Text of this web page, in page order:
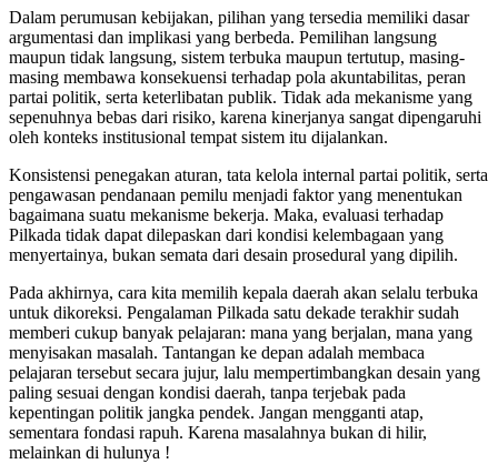
Dalam perumusan kebijakan, pilihan yang tersedia memiliki dasar
argumentasi dan implikasi yang berbeda. Pemilihan langsung
maupun tidak langsung, sistem terbuka maupun tertutup, masing-
masing membawa konsekuensi terhadap pola akuntabilitas, peran
partai politik, serta keterlibatan publik. Tidak ada mekanisme yang
sepenuhnya bebas dari risiko, karena kinerjanya sangat dipengaruhi
oleh konteks institusional tempat sistem itu dijalankan.
Konsistensi penegakan aturan, tata kelola internal partai politik, serta
pengawasan pendanaan pemilu menjadi faktor yang menentukan
bagaimana suatu mekanisme bekerja. Maka, evaluasi terhadap
Pilkada tidak dapat dilepaskan dari kondisi kelembagaan yang
menyertainya, bukan semata dari desain prosedural yang dipilih.
Pada akhirnya, cara kita memilih kepala daerah akan selalu terbuka
untuk dikoreksi. Pengalaman Pilkada satu dekade terakhir sudah
memberi cukup banyak pelajaran: mana yang berjalan, mana yang
menyisakan masalah. Tantangan ke depan adalah membaca
pelajaran tersebut secara jujur, lalu mempertimbangkan desain yang
paling sesuai dengan kondisi daerah, tanpa terjebak pada
kepentingan politik jangka pendek. Jangan mengganti atap,
sementara fondasi rapuh. Karena masalahnya bukan di hilir,
melainkan di hulunya !